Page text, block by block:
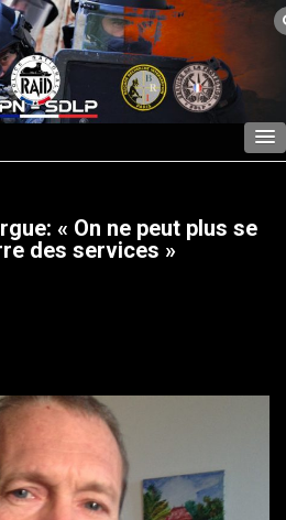
« On ne peut plus se
des services »